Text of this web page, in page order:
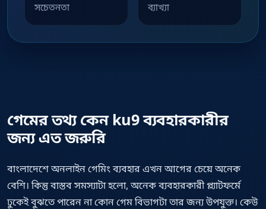
সচেতনতা
ব্যাখ্যা
গেমের তথ্য কেন ku9 ব্যবহারকারীর
জন্য এত জরুরি
বাংলাদেশে অনলাইন গেমিং ব্যবহার এখন আগের চেয়ে অনেক
বেশি। কিন্তু বাস্তব সমস্যাটা হলো, অনেক ব্যবহারকারী প্ল্যাটফর্মে
ঢুকেই বুঝতে পারেন না কোন গেম বিভাগটা তার জন্য উপযুক্ত। কেউ